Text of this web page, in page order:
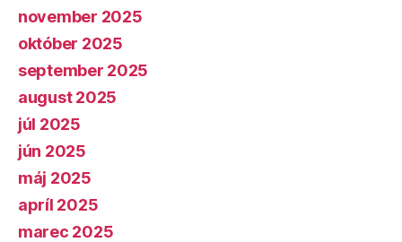
november 2025
október 2025
september 2025
august 2025
júl 2025
jún 2025
máj 2025
apríl 2025
marec 2025